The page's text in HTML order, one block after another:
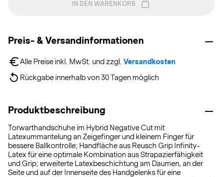
IN DEN WARENKORB
Preis- & Versandinformationen
Alle Preise inkl. MwSt. und zzgl. Versandkosten
Rückgabe innerhalb von 30 Tagen möglich
Produktbeschreibung
Torwarthandschuhe im Hybrid Negative Cut mit
Latexummantelung an Zeigefinger und kleinem Finger für
bessere Ballkontrolle; Handfläche aus Reusch Grip Infinity-
Latex für eine optimale Kombination aus Strapazierfähigkeit
und Grip; erweiterte Latexbeschichtung am Daumen, an der
Seite und auf der Innenseite des Handgelenks für eine